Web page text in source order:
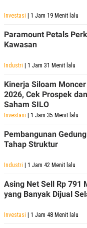
Investasi | 1 Jam 19 Menit lalu
Paramount Petals
Kawasan
Industri | 1 Jam 31 Menit lalu
Kinerja Siloam
2026, Cek Prospek
Saham SILO
Investasi | 1 Jam 35 Menit lalu
Pembangunan
Tahap Struktur
Industri | 1 Jam 42 Menit lalu
Asing Net Sell Rp 791
yang Banyak Dijual
Investasi | 1 Jam 48 Menit lalu